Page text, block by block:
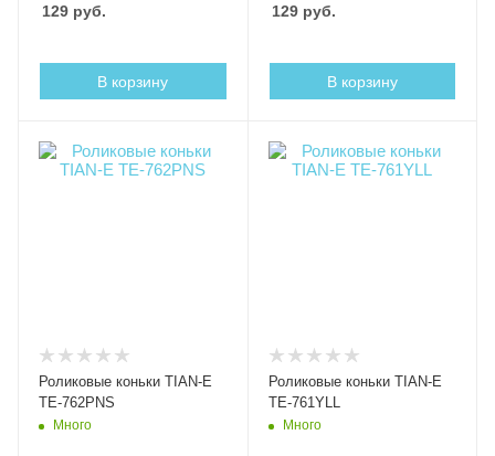
129 руб.
В корзину
129руб.
В корзину
Роликовые коньки TIAN-E
TE-762PNS
Много
Роликовые коньки TIAN-E
TE-761YLL
Много